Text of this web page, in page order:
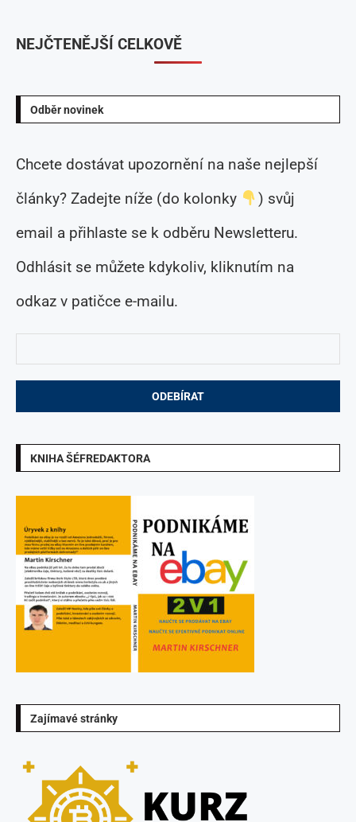
Odběr novinek
Chcete dostávat upozornění na naše nejlepší
články? Zadejte níže (do kolonky
) svůj
email a přihlaste se k odběru Newsletteru.
Odhlásit se můžete kdykoliv, kliknutím na
odkaz v patičce e-mailu.
KNIHA ŠÉFREDAKTORA
Zajímavé stránky
NEJČTENĚJŠÍ CELKOVĚ